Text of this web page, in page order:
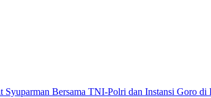
Syuparman Bersama TNI-Polri dan Instansi Goro di